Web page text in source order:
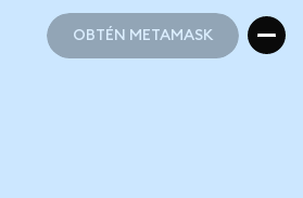
OBTÉN METAMASK